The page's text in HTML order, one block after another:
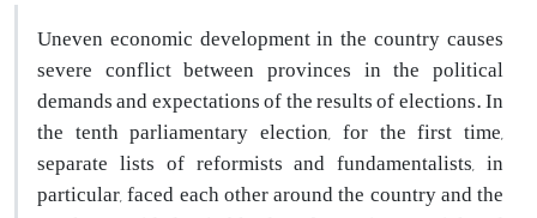
Uneven economic development in the country causes
severe conflict between provinces in the political
demands and expectations of the results of elections. In
the tenth parliamentary election, for the first time,
separate lists of reformists and fundamentalists, in
particular, faced each other around the country and the